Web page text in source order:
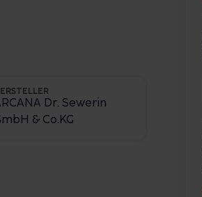
Dr. Sewerin
& Co.KG